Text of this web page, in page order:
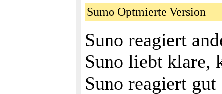
Sumo Optmierte Version
Suno reagiert
Suno liebt klare,
Suno reagiert